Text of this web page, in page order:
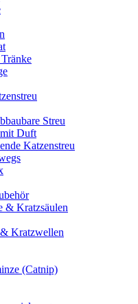
Streu
Duft
Katzenstreu
& Kratzsäulen
Kratzwellen
(Catnip)